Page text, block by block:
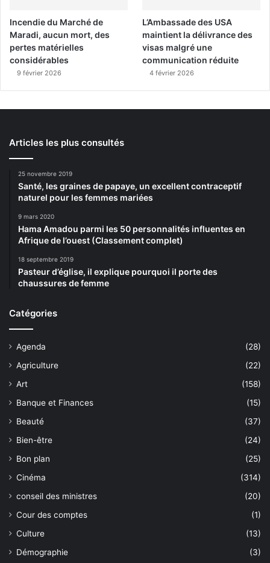
Incendie du Marché de
Maradi, aucun mort, des
pertes matérielles
considérables
9 février 2026
L’Ambassade des USA
maintient la délivrance des
visas malgré une
communication réduite
4 février 2026
Articles les plus consultés
25 novembre 2019
Santé, les graines de papaye, un excellent contraceptif
naturel pour les femmes mariées
9 mars 2020
Hama Amadou parmi les 50 personnalités influentes en
Afrique de l’ouest (Classement complet)
18 septembre 2019
Pasteur d’église, il explique pourquoi il porte des
chaussures de femme
Catégories
Agenda
(28)
Agriculture
(22)
Art
(158)
Banque et Finances
(15)
Beauté
(37)
Bien-être
(24)
Bon plan
(25)
Cinéma
(314)
conseil des ministres
(20)
Cour des comptes
(1)
Culture
(13)
Démographie
(3)